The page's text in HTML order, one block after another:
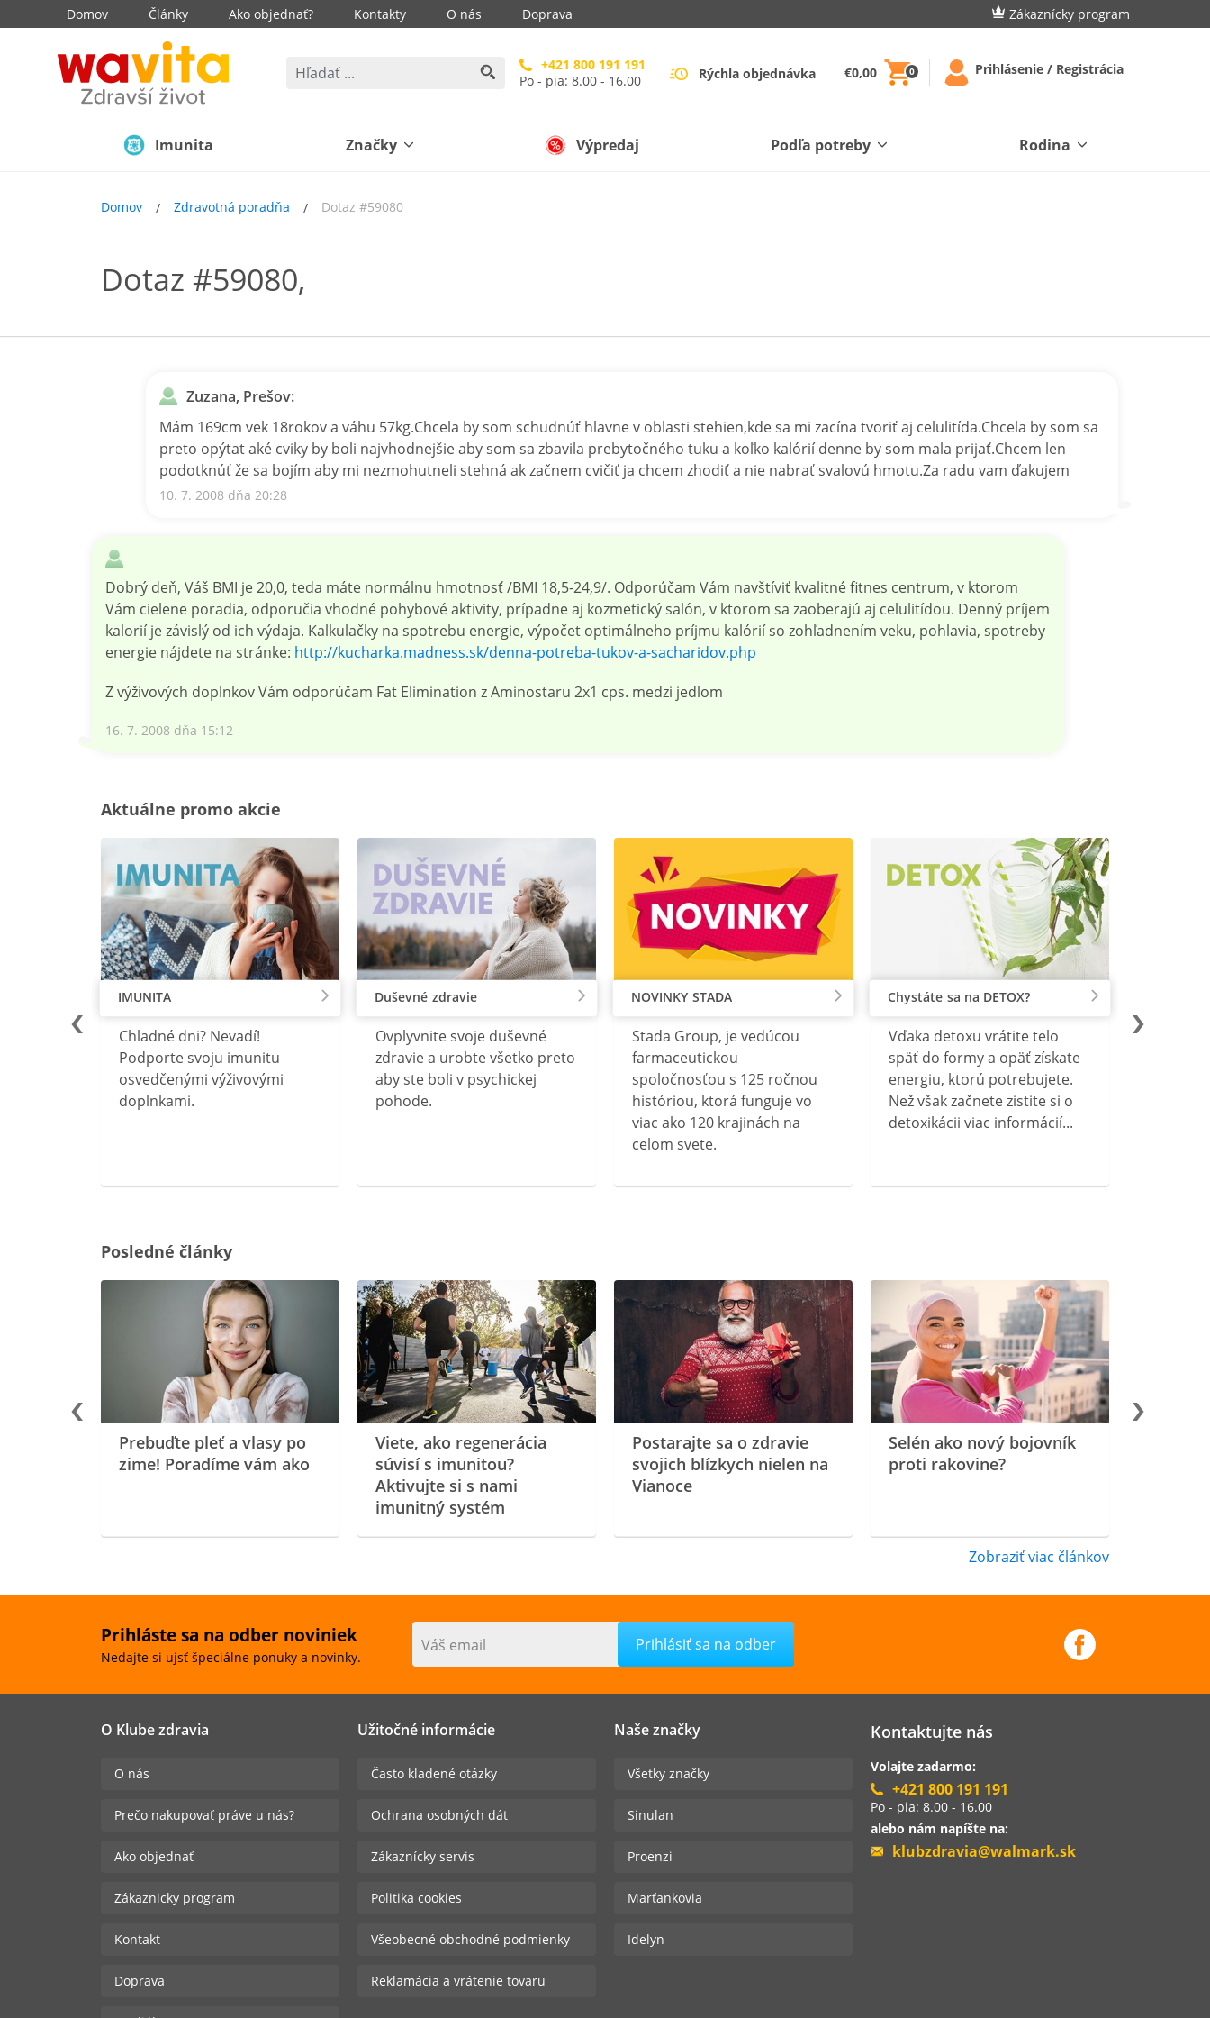
Domov Články Ako objednať? Kontakty O nás Doprava Zákaznícky program
+421 800 191 191
Po - pia: 8.00 - 16.00
Rýchla objednávka €0,00 0 Prihlásenie / Registrácia
Imunita Značky Výpredaj Podľa potreby Rodina
Domov Zdravotná poradňa Dotaz #59080
Dotaz #59080,
Zuzana, Prešov:
Mám 169cm vek 18rokov a váhu 57kg.Chcela by som schudnúť hlavne v oblasti stehien,kde sa mi zacína tvoriť aj celulitída.Chcela by som sa
preto opýtat aké cviky by boli najvhodnejšie aby som sa zbavila prebytočného tuku a koľko kalórií denne by som mala prijať.Chcem len
podotknúť že sa bojím aby mi nezmohutneli stehná ak začnem cvičiť ja chcem zhodiť a nie nabrať svalovú hmotu.Za radu vam ďakujem
10. 7. 2008 dňa 20:28
Dobrý deň, Váš BMI je 20,0, teda máte normálnu hmotnosť /BMI 18,5-24,9/. Odporúčam Vám navštíviť kvalitné fitnes centrum, v ktorom
Vám cielene poradia, odporučia vhodné pohybové aktivity, prípadne aj kozmetický salón, v ktorom sa zaoberajú aj celulitídou. Denný príjem
kalorií je závislý od ich výdaja. Kalkulačky na spotrebu energie, výpočet optimálneho príjmu kalórií so zohľadnením veku, pohlavia, spotreby
energie nájdete na stránke: http://kucharka.madness.sk/denna-potreba-tukov-a-sacharidov.php
Z výživových doplnkov Vám odporúčam Fat Elimination z Aminostaru 2x1 cps. medzi jedlom
16. 7. 2008 dňa 15:12
Aktuálne promo akcie
IMUNITA
Chladné dni? Nevadí!
Podporte svoju imunitu
osvedčenými výživovými
doplnkami.
Duševné zdravie
Ovplyvnite svoje duševné
zdravie a urobte všetko preto
aby ste boli v psychickej
pohode.
NOVINKY STADA
Stada Group, je vedúcou
farmaceutickou
spoločnosťou s 125 ročnou
históriou, ktorá funguje vo
viac ako 120 krajinách na
celom svete.
Chystáte sa na DETOX?
Vďaka detoxu vrátite telo
späť do formy a opäť získate
energiu, ktorú potrebujete.
Než však začnete zistite si o
detoxikácii viac informácií...
Posledné články
Prebuďte pleť a vlasy po
zime! Poradíme vám ako
Viete, ako regenerácia
súvisí s imunitou?
Aktivujte si s nami
imunitný systém
Postarajte sa o zdravie
svojich blízkych nielen na
Vianoce
Selén ako nový bojovník
proti rakovine?
Zobraziť viac článkov
Prihláste sa na odber noviniek
Nedajte si ujsť špeciálne ponuky a novinky.
Váš email
O Klube zdravia
O nás
Prečo nakupovať práve u nás?
Ako objednať
Zákaznicky program
Kontakt
Doprava
Užitočné informácie
Často kladené otázky
Ochrana osobných dát
Zákaznícky servis
Politika cookies
Všeobecné obchodné podmienky
Reklamácia a vrátenie tovaru
Naše značky
Všetky značky
Sinulan
Proenzi
Marťankovia
Idelyn
Kontaktujte nás
Volajte zadarmo:
+421 800 191 191
Po - pia: 8.00 - 16.00
alebo nám napíšte na:
klubzdravia@walmark.sk